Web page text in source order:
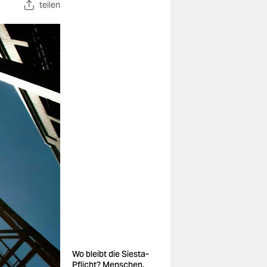
teilen
Wo bleibt die Siesta-
Pflicht? Menschen,